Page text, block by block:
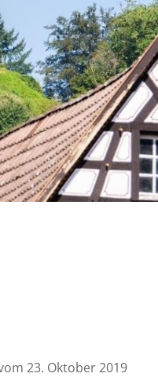
23. Oktober 2019